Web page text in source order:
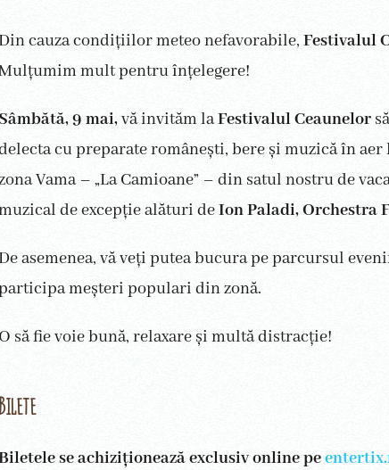
cauza condițiilor meteo nefavorabile, Festivalul
mult pentru înțelegere!
Sâmbătă, 9 mai,vă invităm laFestivalul Ceaunelor
cu preparate românești, bere și muzică în
Vama – „La Camioane” – din satul nostru de
de excepție alături deIon Paladi, Orchestra
asemenea, vă veți putea bucura pe parcursul
meșteri populari din zonă.
O să fie voie bună, relaxare și multă distracție!
se achiziționează exclusiv online pe